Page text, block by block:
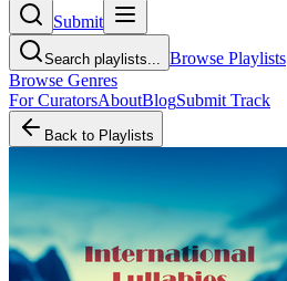
Submit
Search playlists...
Browse Playlists
Browse Genres
For CuratorsAboutBlogSubmit Track
Back to Playlists